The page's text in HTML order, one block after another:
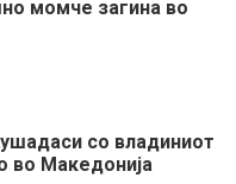
момче загина во
со владиниот
во Македонија